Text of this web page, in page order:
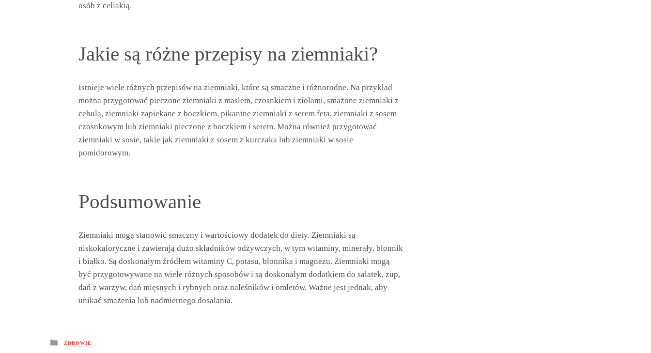
osób z celiakią.
Jakie są różne przepisy na ziemniaki?
Istnieje wiele różnych przepisów na ziemniaki, które są smaczne i różnorodne. Na przykład
można przygotować pieczone ziemniaki z masłem, czosnkiem i ziołami, smażone ziemniaki z
cebulą, ziemniaki zapiekane z boczkiem, pikantne ziemniaki z serem feta, ziemniaki z sosem
czosnkowym lub ziemniaki pieczone z boczkiem i serem. Można również przygotować
ziemniaki w sosie, takie jak ziemniaki z sosem z kurczaka lub ziemniaki w sosie
pomidorowym.
Podsumowanie
Ziemniaki mogą stanowić smaczny i wartościowy dodatek do diety. Ziemniaki są
niskokaloryczne i zawierają dużo składników odżywczych, w tym witaminy, minerały, błonnik
i białko. Są doskonałym źródłem witaminy C, potasu, błonnika i magnezu. Ziemniaki mogą
być przygotowywane na wiele różnych sposobów i są doskonałym dodatkiem do sałatek, zup,
dań z warzyw, dań mięsnych i rybnych oraz naleśników i omletów. Ważne jest jednak, aby
unikać smażenia lub nadmiernego dosalania.
Posted
in
ZDROWIE